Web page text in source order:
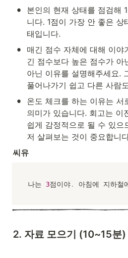
•
본인의 현재 상태를 점검해
니다. 1점이 가장 안 좋은
태입니다.
•
매긴 점수 자체에 대해 이야
긴 점수보다 높은 점수가 아
아닌 이유를 설명해주세요.
풀어나가기 쉽고 다른 사람
•
온도 체크를 하는 이유는 서
의미가 있습니다. 회고는 이
쉽게 감정적으로 될 수 있으
저 살펴보는 것이 중요합니
씨유
나는 3점이야. 아침에 지하철
2. 자료 모으기 (10~15분)